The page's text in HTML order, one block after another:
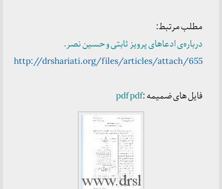
مطلب مرتبط:
درباره‌ی ادعاهای پرویز ثابتی و حسین نصر.
http://drshariati.org/files/articles/attach/655
فایل های ضمیمه : pdfpdf